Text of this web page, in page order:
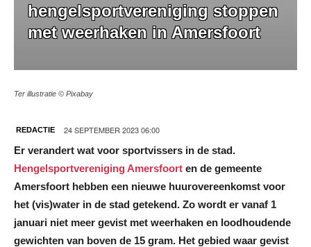
hengelsportvereniging stoppen
met weerhaken in Amersfoort
Ter illustratie © Pixabay
REDACTIE 24 SEPTEMBER 2023 06:00
Er verandert wat voor sportvissers in de stad.
Hengelsportvereniging Amersfoort en de gemeente
Amersfoort hebben een nieuwe huurovereenkomst voor
het (vis)water in de stad getekend. Zo wordt er vanaf 1
januari niet meer gevist met weerhaken en loodhoudende
gewichten van boven de 15 gram. Het gebied waar gevist